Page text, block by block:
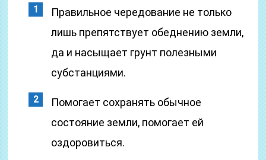
Правильное чередование не только
лишь препятствует обеднению земли,
да и насыщает грунт полезными
субстанциями.
Помогает сохранять обычное
состояние земли, помогает ей
оздоровиться.